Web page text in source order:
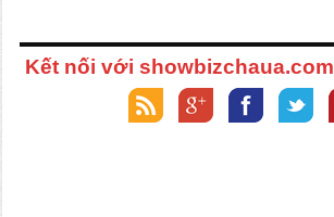
Kết nối với showbizchaua.com